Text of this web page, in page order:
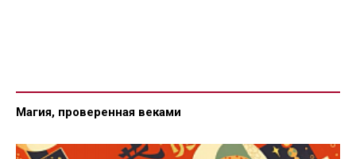
Магия, проверенная веками